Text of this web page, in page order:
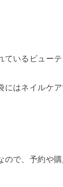
ているビュー
にはネイルケ
ので、予約や